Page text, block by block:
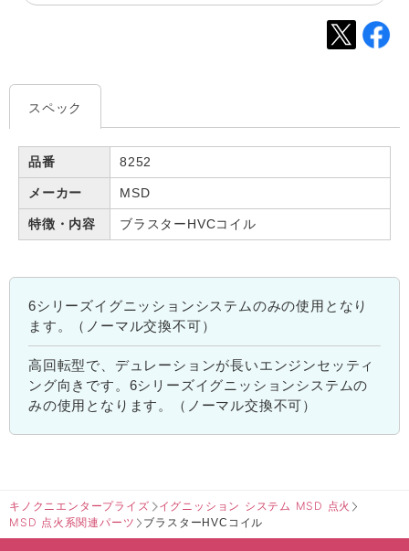
スペック
品番 8252
メーカー MSD
特徴・内容 ブラスターHVCコイル
6シリーズイグニッションシステムのみの使用となり
ます。（ノーマル交換不可）
高回転型で、デュレーションが長いエンジンセッティ
ング向きです。6シリーズイグニッションシステムの
みの使用となります。（ノーマル交換不可）
キノクニエンタープライズ
イグニッション システム MSD 点火
MSD 点火系関連パーツ
ブラスターHVCコイル